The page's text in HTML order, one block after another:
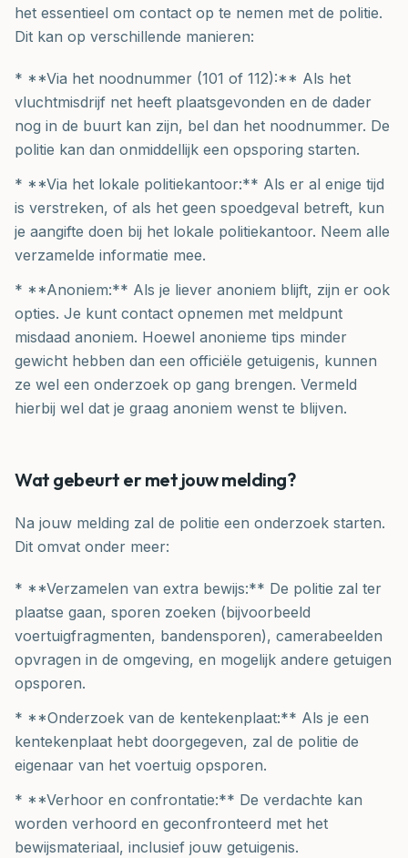
het essentieel om contact op te nemen met de politie.
Dit kan op verschillende manieren:
* **Via het noodnummer (101 of 112):** Als het
vluchtmisdrijf net heeft plaatsgevonden en de dader
nog in de buurt kan zijn, bel dan het noodnummer. De
politie kan dan onmiddellijk een opsporing starten.
* **Via het lokale politiekantoor:** Als er al enige tijd
is verstreken, of als het geen spoedgeval betreft, kun
je aangifte doen bij het lokale politiekantoor. Neem alle
verzamelde informatie mee.
* **Anoniem:** Als je liever anoniem blijft, zijn er ook
opties. Je kunt contact opnemen met meldpunt
misdaad anoniem. Hoewel anonieme tips minder
gewicht hebben dan een officiële getuigenis, kunnen
ze wel een onderzoek op gang brengen. Vermeld
hierbij wel dat je graag anoniem wenst te blijven.
Wat gebeurt er met jouw melding?
Na jouw melding zal de politie een onderzoek starten.
Dit omvat onder meer:
* **Verzamelen van extra bewijs:** De politie zal ter
plaatse gaan, sporen zoeken (bijvoorbeeld
voertuigfragmenten, bandensporen), camerabeelden
opvragen in de omgeving, en mogelijk andere getuigen
opsporen.
* **Onderzoek van de kentekenplaat:** Als je een
kentekenplaat hebt doorgegeven, zal de politie de
eigenaar van het voertuig opsporen.
* **Verhoor en confrontatie:** De verdachte kan
worden verhoord en geconfronteerd met het
bewijsmateriaal, inclusief jouw getuigenis.